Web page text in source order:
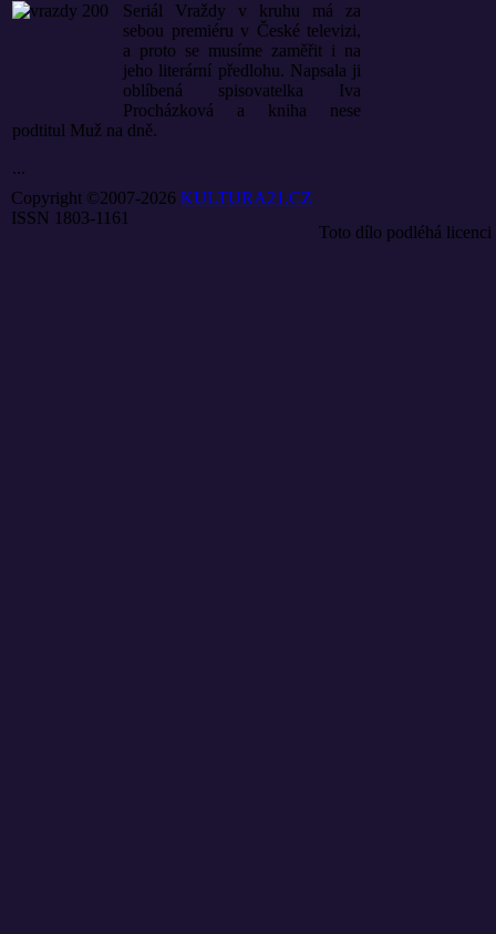
Seriál Vraždy v kruhu má za
sebou premiéru v České televizi,
a proto se musíme zaměřit i na
jeho literární předlohu. Napsala ji
oblíbená spisovatelka Iva
Procházková a kniha nese
podtitul Muž na dně.
...
Copyright ©2007-2026 KULTURA21.CZ
ISSN 1803-1161
Toto dílo podléhá licenci